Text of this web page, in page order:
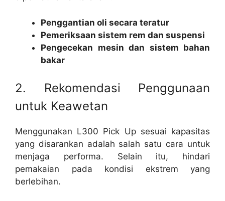
Penggantian oli secara teratur
Pemeriksaan sistem rem dan suspensi
Pengecekan mesin dan sistem bahan
bakar
2. Rekomendasi Penggunaan
untuk Keawetan
Menggunakan L300 Pick Up sesuai kapasitas
yang disarankan adalah salah satu cara untuk
menjaga performa. Selain itu, hindari
pemakaian pada kondisi ekstrem yang
berlebihan.